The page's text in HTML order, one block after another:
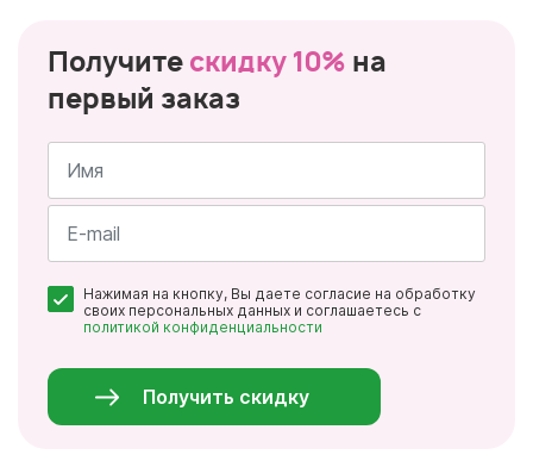
Получите скидку 10% на
первый заказ
Имя
*
Нажимая на кнопку, Вы даете согласие на обработку
своих персональных данных и соглашаетесь с
политикой конфиденциальности
Получить скидку